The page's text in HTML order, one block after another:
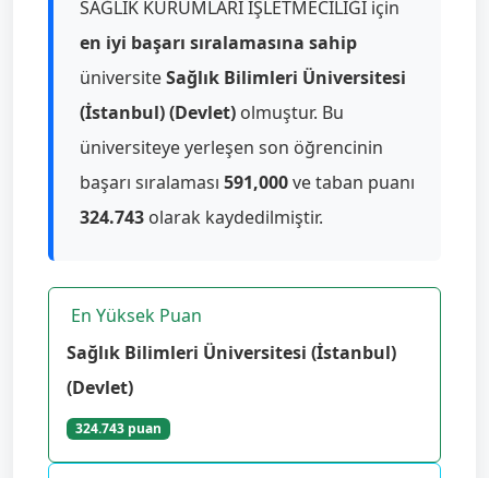
SAĞLIK KURUMLARI İŞLETMECİLİĞİ için
en iyi başarı sıralamasına sahip
üniversiteSağlık Bilimleri Üniversitesi
(İstanbul) (Devlet) olmuştur. Bu
üniversiteye yerleşen son öğrencinin
başarı sıralaması 591,000ve taban puanı
324.743 olarak kaydedilmiştir.
En Yüksek Puan
Sağlık Bilimleri Üniversitesi (İstanbul)
(Devlet)
324.743 puan